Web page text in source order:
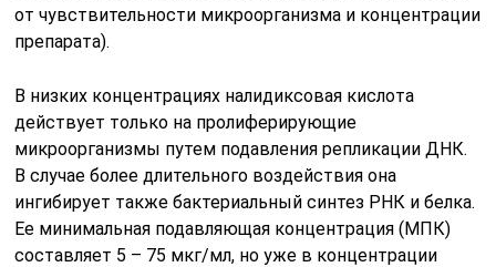
от чувствительности микроорганизма и концентрации
препарата).
В низких концентрациях налидиксовая кислота
действует только на пролиферирующие
микроорганизмы путем подавления репликации ДНК.
В случае более длительного воздействия она
ингибирует также бактериальный синтез РНК и белка.
Ее минимальная подавляющая концентрация (МПК)
составляет 5 – 75 мкг/мл, но уже в концентрации